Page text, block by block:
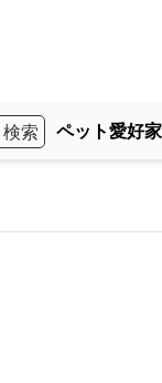
ペット愛好